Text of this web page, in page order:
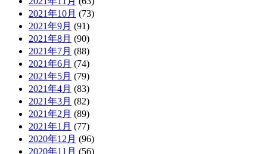
2021年10月 (73)
2021年9月 (91)
2021年8月 (90)
2021年7月 (88)
2021年6月 (74)
2021年5月 (79)
2021年4月 (83)
2021年3月 (82)
2021年2月 (89)
2021年1月 (77)
2020年12月 (96)
2020年11月 (56)